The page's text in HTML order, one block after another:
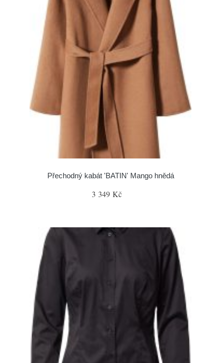
Přechodný kabát 'BATIN' Mango hnědá
3 349 Kč